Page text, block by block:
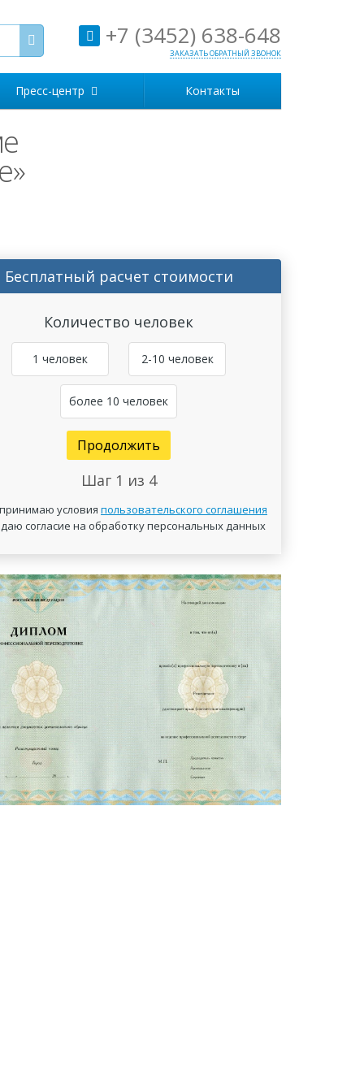
+7 (3452) 638-648
ЗАКАЗАТЬ ОБРАТНЫЙ ЗВОНОК
Пресс-центр Контакты
Бесплатный расчет стоимости
Количество человек
1 человек 2-10 человек
более 10 человек
Продолжить
Шаг 1 из 4
условия пользовательского соглашения
согласие на обработку персональных данных